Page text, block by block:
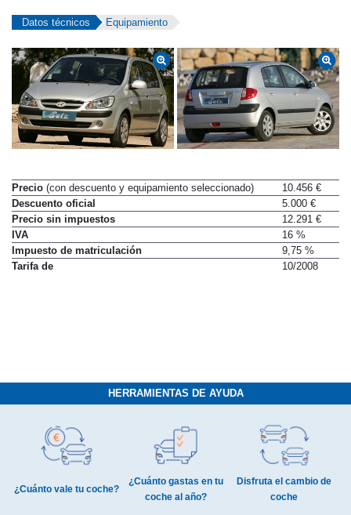
Datos técnicos Equipamiento
Precio (con descuento y equipamiento seleccionado)
10.456 €
Descuento oficial
5.000 €
Precio sin impuestos
12.291 €
IVA
16 %
Impuesto de matriculación
9,75 %
Tarifa de
10/2008
HERRAMIENTAS DE AYUDA
¿Cuánto vale tu coche?
¿Cuánto gastas en tu
coche al año?
Disfruta el cambio de
coche